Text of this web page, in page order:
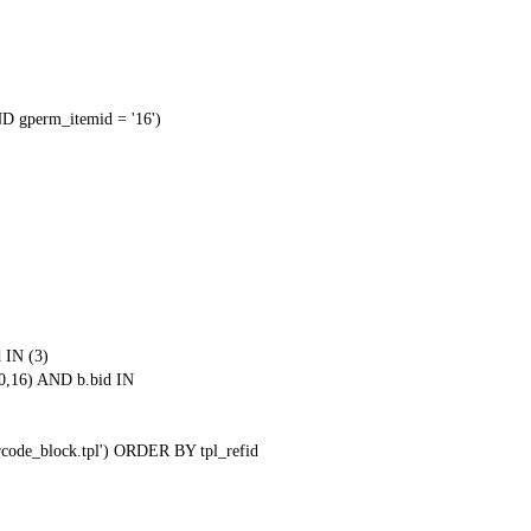
gperm_itemid = '16')
IN (3)
AND b.bid IN
ORDER BY tpl_refid